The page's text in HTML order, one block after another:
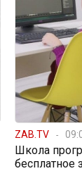
ZAB.TV
Школа
бесплатное